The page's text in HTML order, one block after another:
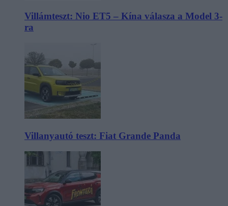
Villámteszt: Nio ET5 – Kína válasza a Model 3-
ra
Villanyautó teszt: Fiat Grande Panda